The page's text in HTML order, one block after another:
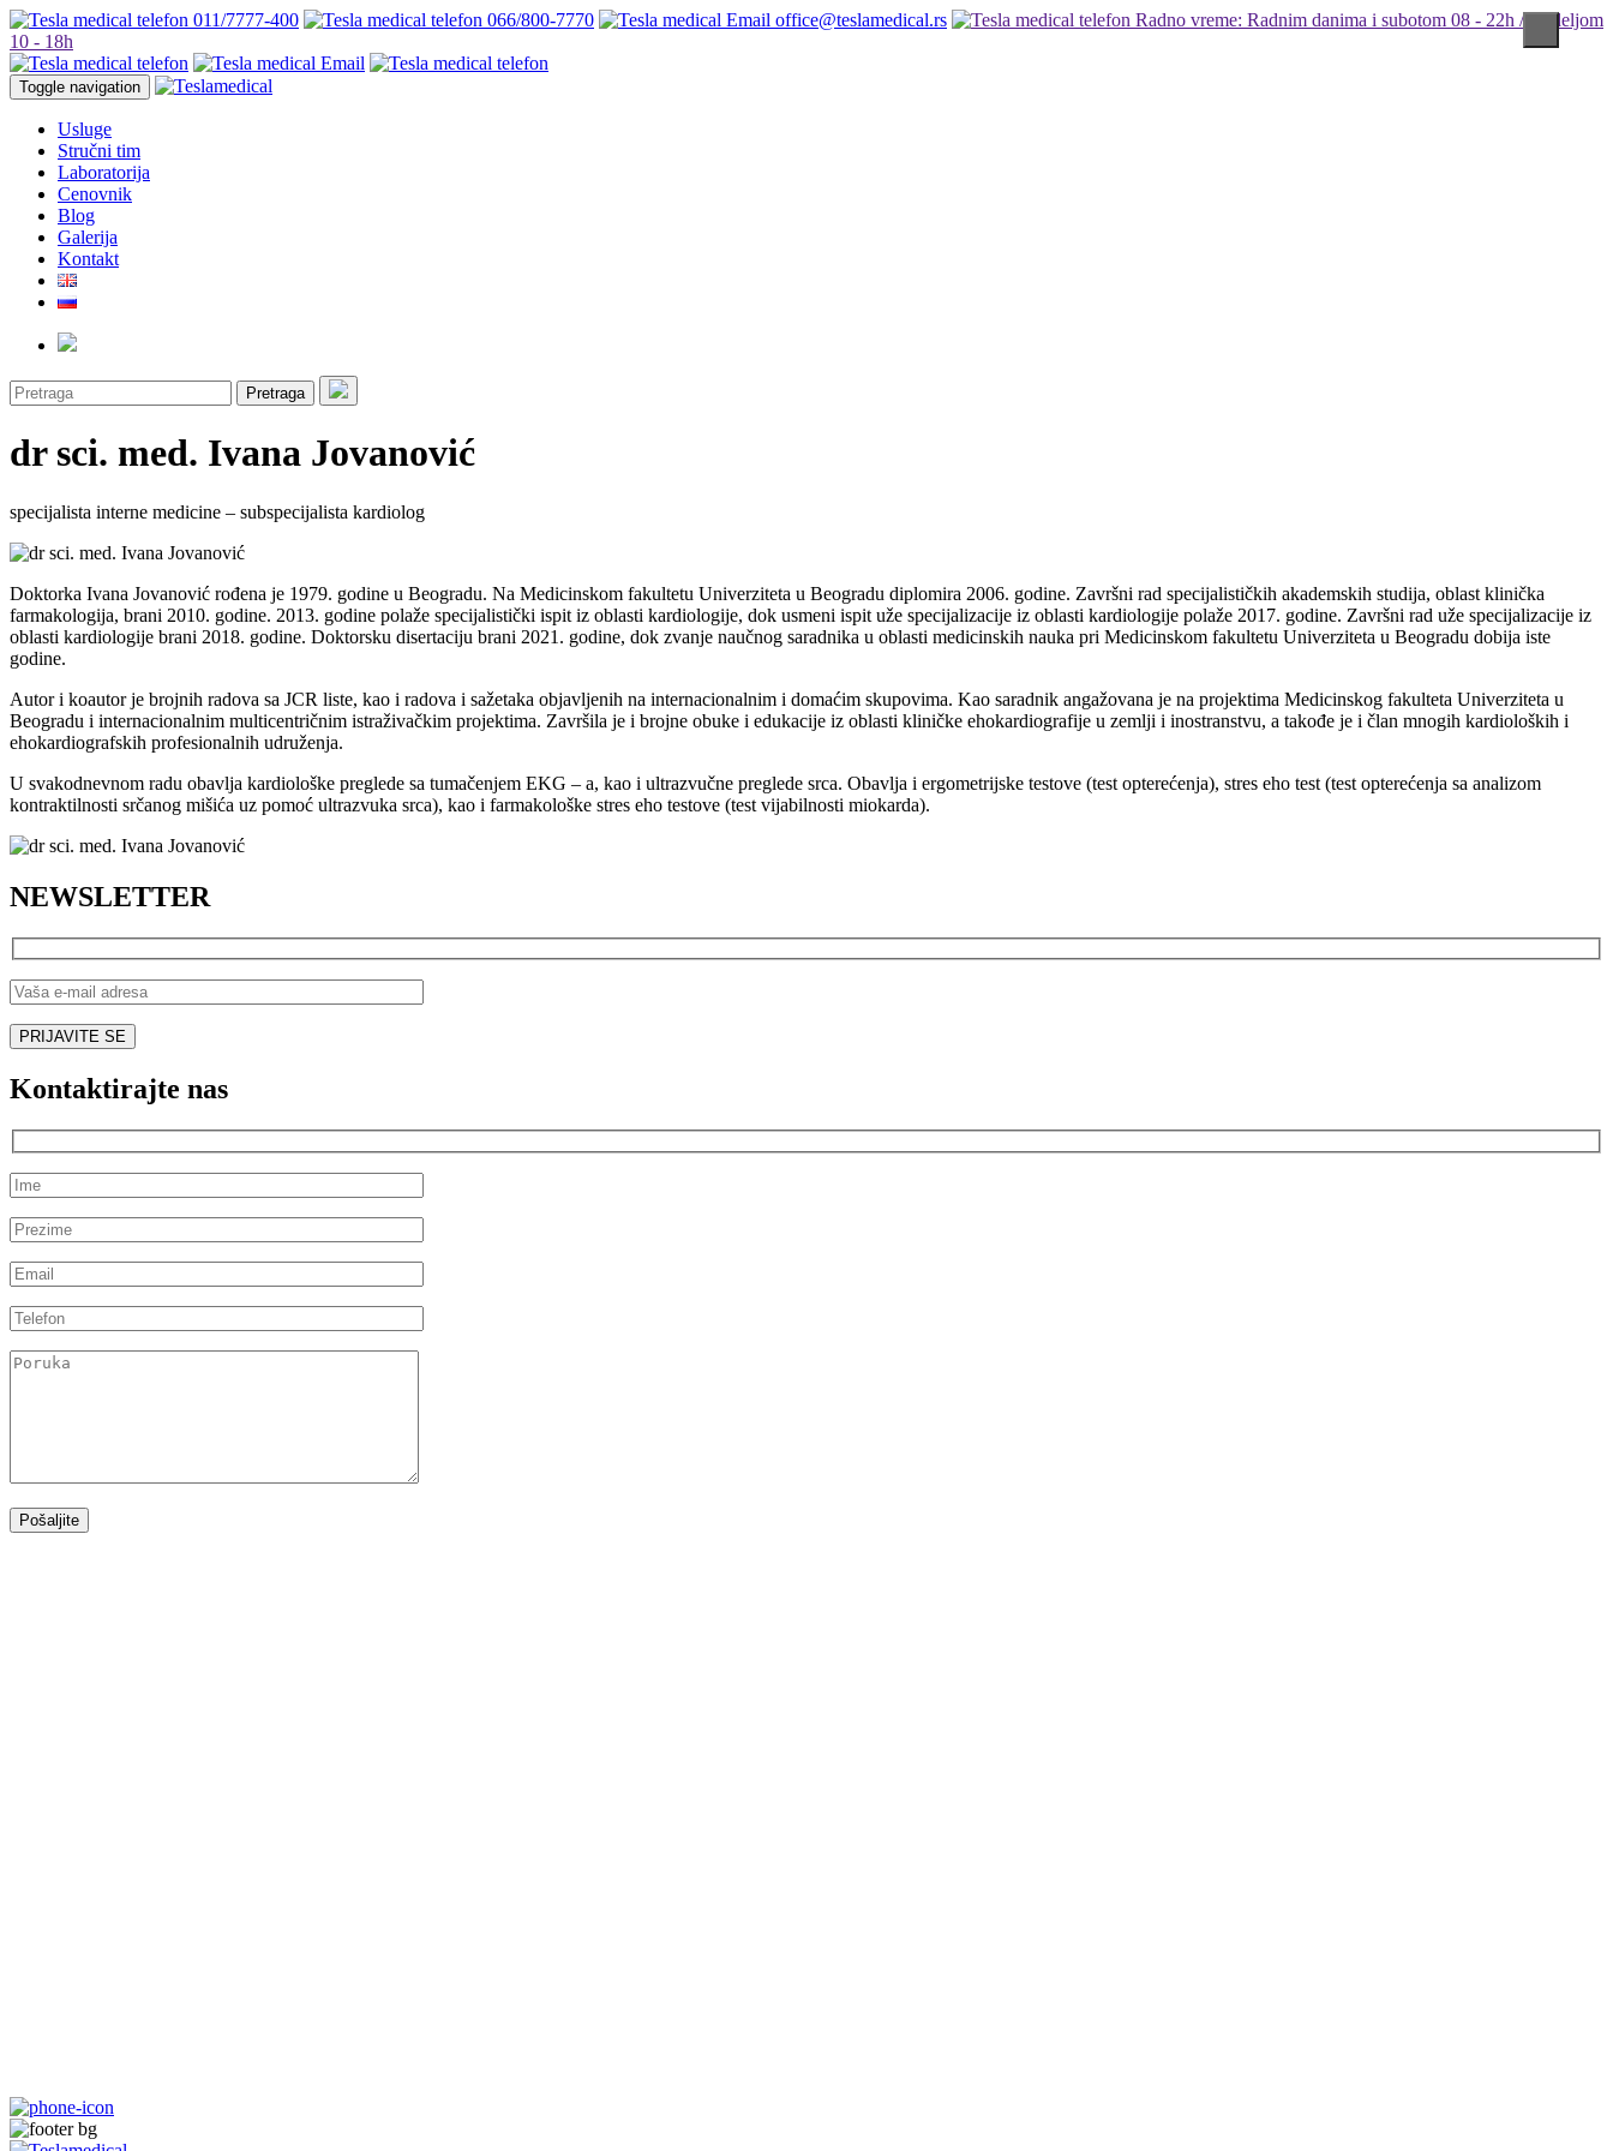
011/7777-400 066/800-7770 office@teslamedical.rs
Radno vreme: Radnim danima i subotom 08 - 22h / Nedeljom
10 - 18h
Toggle navigation
Usluge
Stručni tim
Laboratorija
Cenovnik
Blog
Galerija
Kontakt
Pretraga
dr sci. med. Ivana Jovanović
specijalista interne medicine – subspecijalista kardiolog
Doktorka Ivana Jovanović rođena je 1979. godine u Beogradu. Na Medicinskom fakultetu Univerziteta u Beogradu diplomira 2006. godine. Završni rad specijalističkih akademskih studija, oblast klinička
farmakologija, brani 2010. godine. 2013. godine polaže specijalistički ispit iz oblasti kardiologije, dok usmeni ispit uže specijalizacije iz oblasti kardiologije polaže 2017. godine. Završni rad uže specijalizacije iz
oblasti kardiologije brani 2018. godine. Doktorsku disertaciju brani 2021. godine, dok zvanje naučnog saradnika u oblasti medicinskih nauka pri Medicinskom fakultetu Univerziteta u Beogradu dobija iste
godine.
Autor i koautor je brojnih radova sa JCR liste, kao i radova i sažetaka objavljenih na internacionalnim i domaćim skupovima. Kao saradnik angažovana je na projektima Medicinskog fakulteta Univerziteta u
Beogradu i internacionalnim multicentričnim istraživačkim projektima. Završila je i brojne obuke i edukacije iz oblasti kliničke ehokardiografije u zemlji i inostranstvu, a takođe je i član mnogih kardioloških i
ehokardiografskih profesionalnih udruženja.
U svakodnevnom radu obavlja kardiološke preglede sa tumačenjem EKG – a, kao i ultrazvučne preglede srca. Obavlja i ergometrijske testove (test opterećenja), stres eho test (test opterećenja sa analizom
kontraktilnosti srčanog mišića uz pomoć ultrazvuka srca), kao i farmakološke stres eho testove (test vijabilnosti miokarda).
NEWSLETTER
Kontaktirajte nas